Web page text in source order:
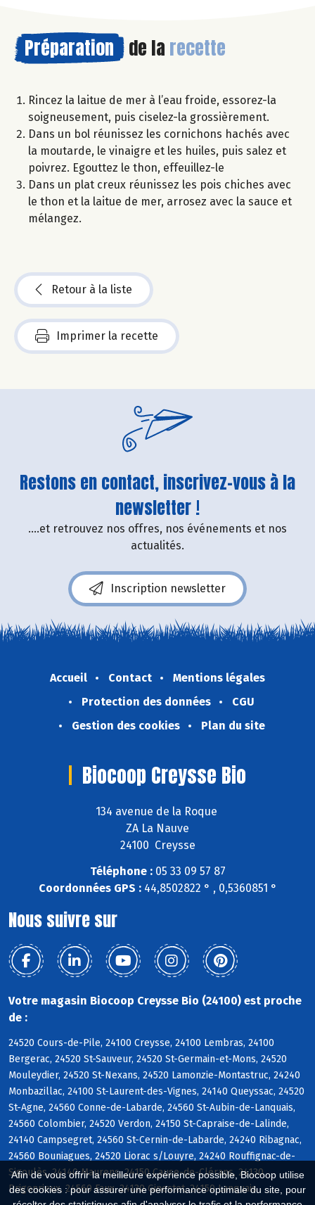
Afin de vous offrir la meilleure expérience possible, Biocoop utilise
des cookies : pour assurer une performance optimale du site, pour
Préparation de la recette
Rincez la laitue de mer à l’eau froide, essorez-la
soigneusement, puis ciselez-la grossièrement.
Dans un bol réunissez les cornichons hachés avec
la moutarde, le vinaigre et les huiles, puis salez et
poivrez. Egouttez le thon, effeuillez-le
Dans un plat creux réunissez les pois chiches avec
le thon et la laitue de mer, arrosez avec la sauce et
mélangez.
Retour à la liste
Imprimer la recette
Restons en contact, inscrivez-vous à la
newsletter !
....et retrouvez nos offres, nos événements et nos
actualités.
Inscription newsletter
Accueil Contact
Mentions légales
Protection des données
CGU
Gestion des cookies
Plan du site
Biocoop Creysse Bio
134 avenue de la Roque
ZA La Nauve
24100 Creysse
Téléphone :05 33 09 57 87
Coordonnées GPS :44,8502822 ° , 0,5360851 °
Nous suivre sur
Votre magasin Biocoop Creysse Bio (24100) est proche
de :
24520 Cours-de-Pile, 24100 Creysse, 24100 Lembras, 24100
Bergerac, 24520 St-Sauveur, 24520 St-Germain-et-Mons, 24520
Mouleydier, 24520 St-Nexans, 24520 Lamonzie-Montastruc, 24240
Monbazillac, 24100 St-Laurent-des-Vignes, 24140 Queyssac, 24520
St-Agne, 24560 Conne-de-Labarde, 24560 St-Aubin-de-Lanquais,
24560 Colombier, 24520 Verdon, 24150 St-Capraise-de-Lalinde,
24140 Campsegret, 24560 St-Cernin-de-Labarde, 24240 Ribagnac,
24560 Bouniagues, 24520 Liorac s/Louyre, 24240 Rouffignac-de-
Sigoulès, 24140 Maurens, 24150 Cause-de-Clérans, 24130
Prigonrieux, 24560 Faux, 24130 Ginestet, 24150 Lanquais